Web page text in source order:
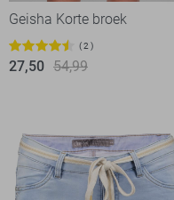
Geisha Korte broek
2
27,50 54,99